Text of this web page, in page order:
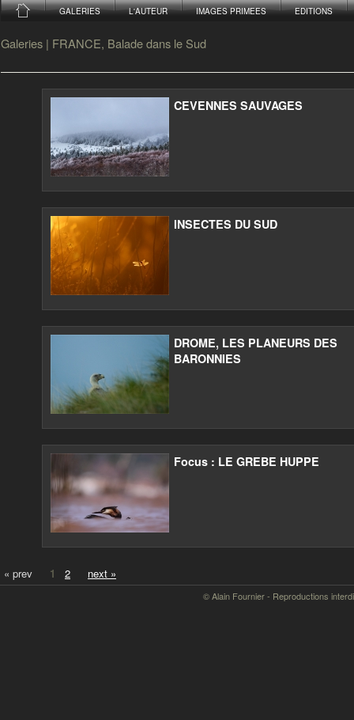
GALERIES L'AUTEUR IMAGES PRIMEES EDITIONS
Galeries | FRANCE, Balade dans le Sud
CEVENNES SAUVAGES
INSECTES DU SUD
DROME, LES PLANEURS DES
BARONNIES
Focus : LE GREBE HUPPE
« prev 1 2 next »
© Alain Fournier - Reproductions